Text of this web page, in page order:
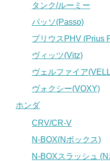
タンク/ルーミー
パッソ(Passo)
プリウスPHV (Prius
ヴィッツ(Vitz)
ヴェルファイア
ヴォクシー(VOXY)
ホンダ
CRV/CR-V
N-BOX(Nボックス)
N-BOXスラッシュ